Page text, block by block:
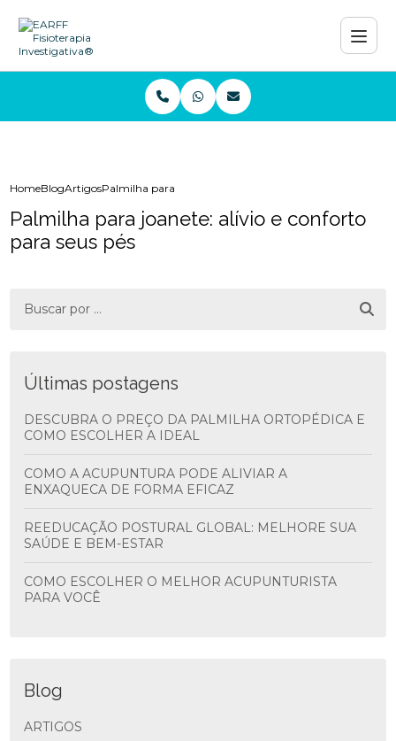
HomeBlogArtigosPalmilha para joanete: alívio e conforto para seus pés
Palmilha para joanete: alívio e conforto
para seus pés
Últimas postagens
DESCUBRA O PREÇO DA PALMILHA ORTOPÉDICA E
COMO ESCOLHER A IDEAL
COMO A ACUPUNTURA PODE ALIVIAR A
ENXAQUECA DE FORMA EFICAZ
REEDUCAÇÃO POSTURAL GLOBAL: MELHORE SUA
SAÚDE E BEM-ESTAR
COMO ESCOLHER O MELHOR ACUPUNTURISTA
PARA VOCÊ
Blog
ARTIGOS